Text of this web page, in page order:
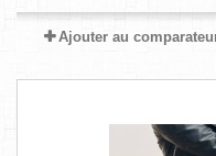
Ajouter au